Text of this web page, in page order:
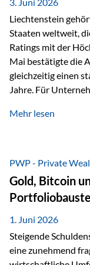
Liechtenstein
Staaten weltweit,
Ratings mit der
Mai bestätigte die
gleichzeitig einen
Jahre. Für
finanzielle Stabilität
trotz
Unsicherheiten,
eine schwächere
beeinflussen auch
Dennoch sieht…
Mehr lesen
PWP - Private
Gold, Bitcoin
1. Juni 2026
Steigende
eine zunehmend